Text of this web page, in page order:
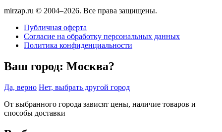
mirzap.ru © 2004–2026. Все права защищены.
Публичная оферта
Согласие на обработку персональных данных
Политика конфиденциальности
Ваш город: Москва?
Да, верно Нет, выбрать другой город
От выбранного города зависят цены, наличие товаров и
способы доставки